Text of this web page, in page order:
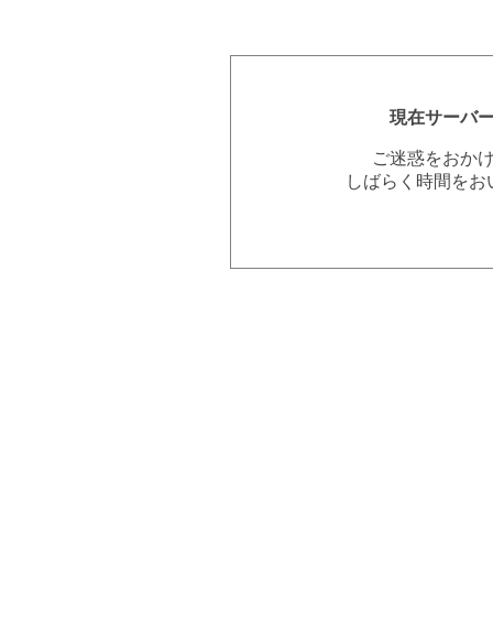
現在サーバ
ご迷惑をおか
しばらく時間を